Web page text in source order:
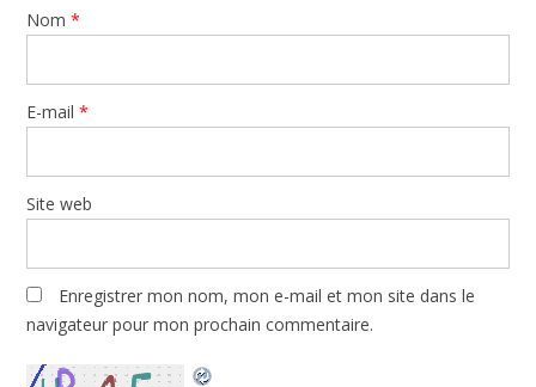
Nom*
E-mail*
Site web
Enregistrer mon nom, mon e-mail et mon site dans le
navigateur pour mon prochain commentaire.